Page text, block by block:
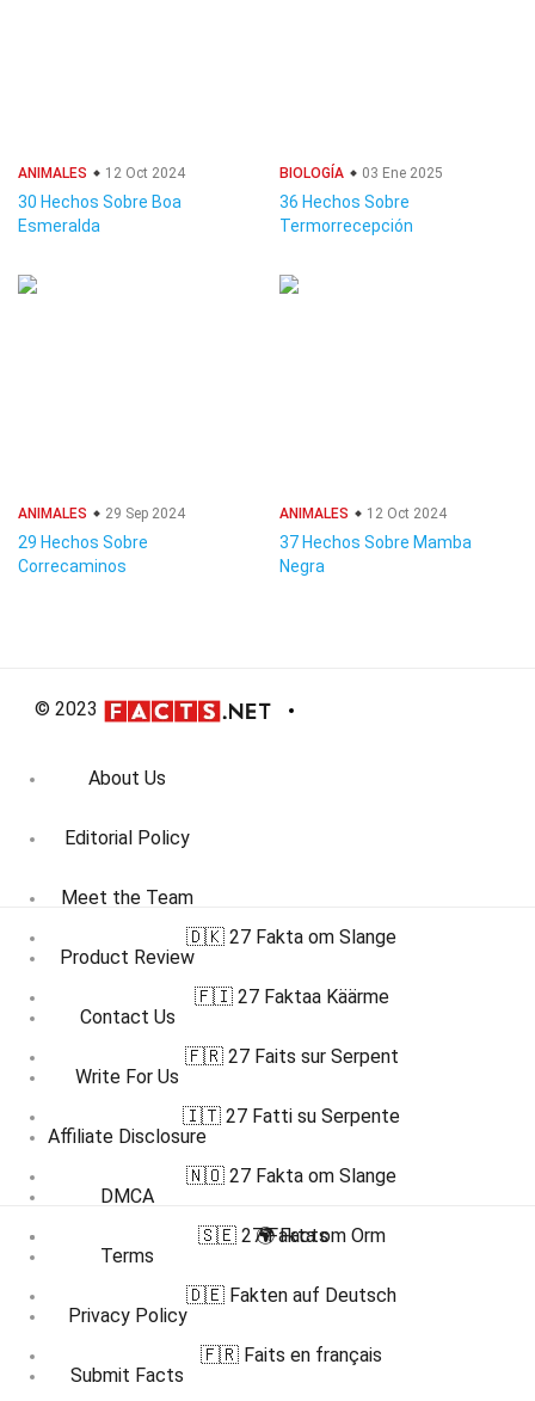
ANIMALES 12 Oct 2024
30 Hechos Sobre Boa
Esmeralda
BIOLOGÍA 03 Ene 2025
36 Hechos Sobre
Termorrecepción
ANIMALES 29 Sep 2024
29 Hechos Sobre
Correcaminos
ANIMALES 12 Oct 2024
37 Hechos Sobre Mamba
Negra
© 2023
About Us
Editorial Policy
Meet the Team
Product Review
Contact Us
Write For Us
Affiliate Disclosure
DMCA
Terms
Privacy Policy
Submit Facts
🇩🇰 27 Fakta om Slange
🇫🇮 27 Faktaa Käärme
🇫🇷 27 Faits sur Serpent
🇮🇹 27 Fatti su Serpente
🇳🇴 27 Fakta om Slange
🇸🇪 27 Fakta om Orm
🌍 Facts
🇩🇪 Fakten auf Deutsch
🇫🇷 Faits en français